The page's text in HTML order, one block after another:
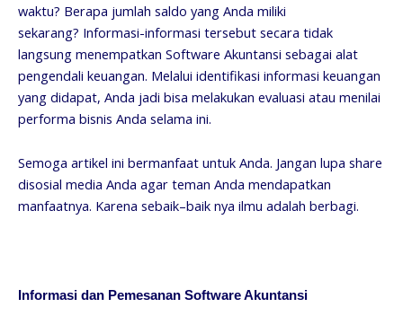
waktu? Berapa jumlah saldo yang Anda miliki
sekarang? Informasi-informasi tersebut secara tidak
langsung menempatkan Software Akuntansi sebagai alat
pengendali keuangan. Melalui identifikasi informasi keuangan
yang didapat, Anda jadi bisa melakukan evaluasi atau menilai
performa bisnis Anda selama ini.
Semoga artikel ini bermanfaat untuk Anda. Jangan lupa share
disosial media Anda agar teman Anda mendapatkan
manfaatnya. Karena sebaik–baik nya ilmu adalah berbagi.
Informasi dan Pemesanan Software Akuntansi